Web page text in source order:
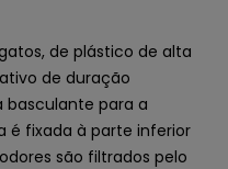
de plástico de alta
de duração
basculante para a
é fixada à parte inferior
são filtrados pelo